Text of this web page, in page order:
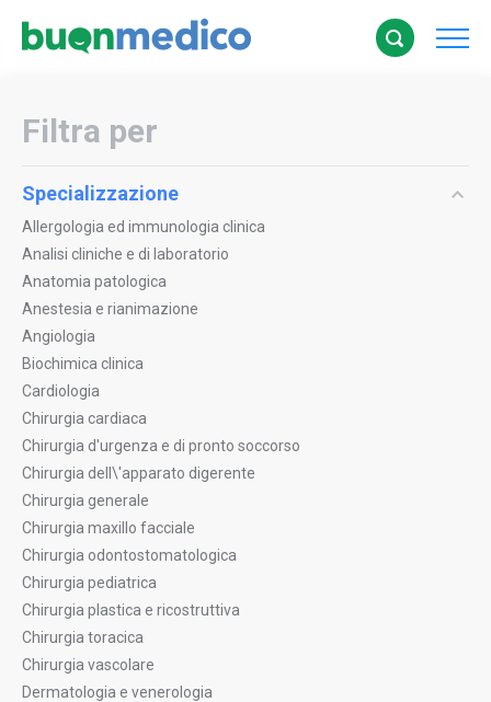
Filtra per
Specializzazione
Allergologia ed immunologia clinica
Analisi cliniche e di laboratorio
Anatomia patologica
Anestesia e rianimazione
Angiologia
Biochimica clinica
Cardiologia
Chirurgia cardiaca
Chirurgia d'urgenza e di pronto soccorso
Chirurgia dell\'apparato digerente
Chirurgia generale
Chirurgia maxillo facciale
Chirurgia odontostomatologica
Chirurgia pediatrica
Chirurgia plastica e ricostruttiva
Chirurgia toracica
Chirurgia vascolare
Dermatologia e venerologia